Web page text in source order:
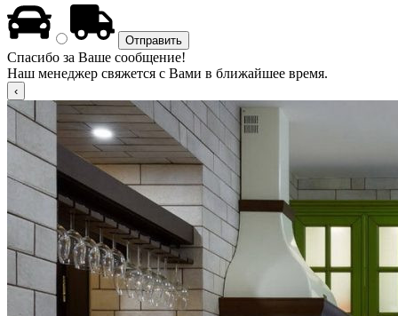
Спасибо за Ваше сообщение!
Наш менеджер свяжется с Вами в ближайшее время.